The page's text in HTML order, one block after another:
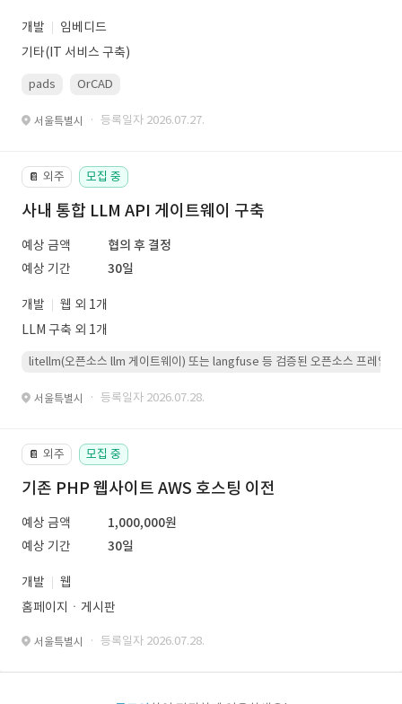
개발
임베디드
기타(IT 서비스 구축)
pads OrCAD
서울특별시 · 등록일자 2026.07.27.
📔 외주 모집 중
사내 통합 LLM API 게이트웨이 구축
예상 금액
협의 후 결정
예상 기간
30일
개발
웹 외 1개
LLM 구축 외 1개
litellm(오픈소스 llm 게이트웨이) 또는 langfuse 등 검증된 오픈소스 프레임워
서울특별시 · 등록일자 2026.07.28.
📔 외주 모집 중
기존 PHP 웹사이트 AWS 호스팅 이전
예상 금액
1,000,000원
예상 기간
30일
개발
웹
홈페이지ㆍ게시판
서울특별시 · 등록일자 2026.07.28.